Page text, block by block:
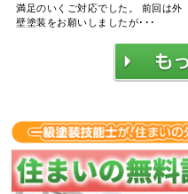
満足のいくご対応でした。 前回は外
壁塗装をお願いしましたが･･･